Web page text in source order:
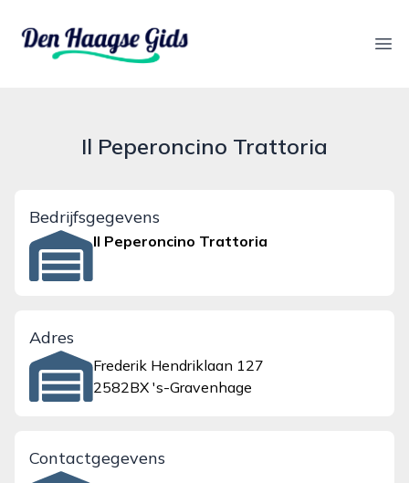
denhaagsegids.nl
Il Peperoncino Trattoria
Bedrijfsgegevens
Il Peperoncino Trattoria
Adres
Frederik Hendriklaan 127
2582BX 's-Gravenhage
Contactgegevens